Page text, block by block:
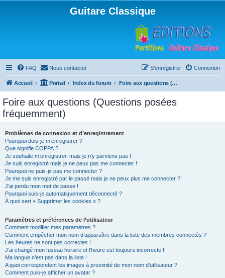
Guitare Classique
FAQ Nous contacter Connexion
S’enregistrer
Accueil Portail Index du forum Foire aux questions (Questions posées fréquemment)
Foire aux questions (Questions posées
fréquemment)
Problèmes de connexion et d’enregistrement
Pourquoi dois-je m’enregistrer ?
Que signifie COPPA ?
Je souhaite m’enregistrer, mais je n’y parviens pas !
Je suis enregistré mais je ne peux pas me connecter !
Pourquoi ne puis-je pas me connecter ?
Je me suis enregistré par le passé mais je ne peux plus me connecter ?!
J’ai perdu mon mot de passe !
Pourquoi suis-je automatiquement déconnecté ?
À quoi sert « Supprimer les cookies » ?
Paramètres et préférences de l’utilisateur
Comment modifier mes paramètres ?
Comment empêcher mon nom d’apparaître dans la liste des membres connectés ?
Les heures ne sont pas correctes !
J’ai changé mon fuseau horaire et l’heure est toujours incorrecte !
Ma langue n’est pas dans la liste !
A quoi correspondent les images à proximité de mon nom d’utilisateur ?
Comment puis-je afficher un avatar ?